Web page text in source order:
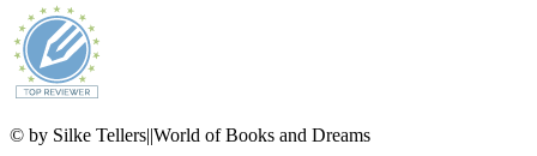
© by Silke Tellers||World of Books and Dreams